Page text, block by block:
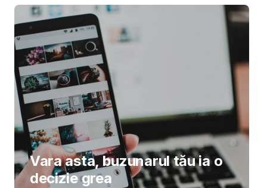
Vara asta, buzunarul tău ia o
decizie grea